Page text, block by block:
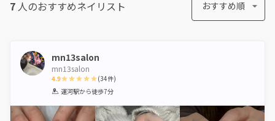
7 人のおすすめネイリスト おすすめ順
mn13salon
mn13salon
4.9
1 2 3 4 5
(34件)
運河駅から徒歩7分